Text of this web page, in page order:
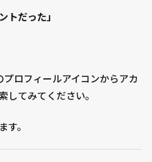
トだった」
ロフィールアイコンからアカ
してみてください。
。